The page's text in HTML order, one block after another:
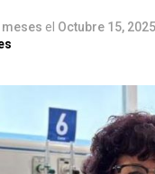
meses el Octubre 15, 2025